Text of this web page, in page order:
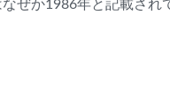
ぜか1986年と記載され